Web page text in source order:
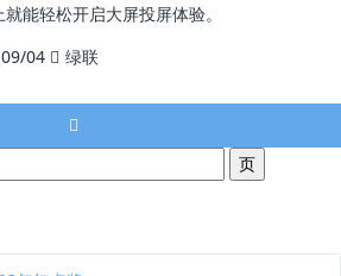
能轻松开启大屏投屏体验。
09/04 绿联